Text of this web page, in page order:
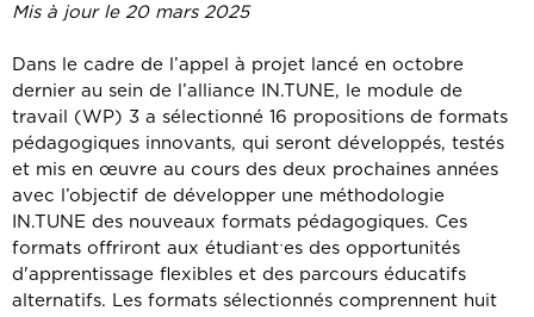
Mis à jour le 20 mars 2025
Dans le cadre de l’appel à projet lancé en octobre
dernier au sein de l’alliance IN.TUNE, le module de
travail (WP) 3 a sélectionné 16 propositions de formats
pédagogiques innovants, qui seront développés, testés
et mis en œuvre au cours des deux prochaines années
avec l’objectif de développer une méthodologie
IN.TUNE des nouveaux formats pédagogiques. Ces
formats offriront aux étudiantˑes des opportunités
d'apprentissage flexibles et des parcours éducatifs
alternatifs. Les formats sélectionnés comprennent huit